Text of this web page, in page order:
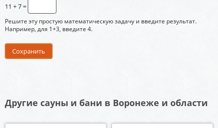
11 + 7 =
Решите эту простую математическую задачу и введите результат.
Например, для 1+3, введите 4.
Другие сауны и бани в Воронеже и области